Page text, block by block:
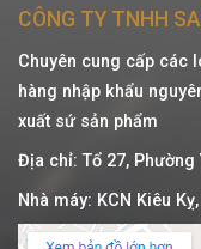
CÔNG TY TNHH
Chuyên cung cấp các
hàng nhập khẩu
xuất sứ sản phẩm
Địa chỉ: Tổ 27, Phường
Nhà máy: KCN Kiêu